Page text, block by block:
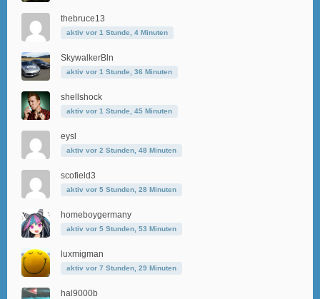
thebruce13
aktiv vor 1 Stunde, 4 Minuten
SkywalkerBln
aktiv vor 1 Stunde, 36 Minuten
shellshock
aktiv vor 1 Stunde, 45 Minuten
eysl
aktiv vor 2 Stunden, 48 Minuten
scofield3
aktiv vor 5 Stunden, 28 Minuten
homeboygermany
aktiv vor 5 Stunden, 53 Minuten
luxmigman
aktiv vor 7 Stunden, 29 Minuten
hal9000b